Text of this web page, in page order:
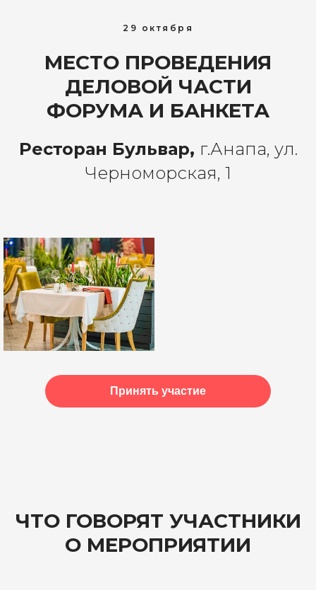
29 октября
МЕСТО ПРОВЕДЕНИЯ
ДЕЛОВОЙ ЧАСТИ
ФОРУМА И БАНКЕТА
Ресторан Бульвар, г.Анапа, ул.
Черноморская, 1
Принять участие
ЧТО ГОВОРЯТ УЧАСТНИКИ
О МЕРОПРИЯТИИ